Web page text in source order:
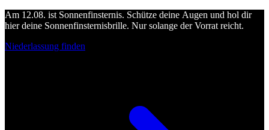
Am 12.08. ist Sonnenfinsternis. Schütze deine Augen und hol dir
hier deine Sonnenfinsternisbrille. Nur solange der Vorrat reicht.
Niederlassung finden